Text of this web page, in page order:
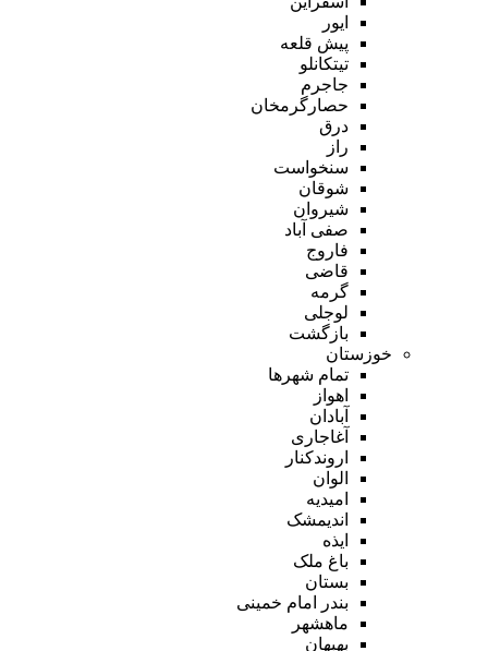
ایور
پیش قلعه
تیتکانلو
جاجرم
حصارگرمخان
درق
راز
سنخواست
شوقان
شیروان
صفی آباد
فاروج
قاضی
گرمه
لوجلی
بازگشت
خوزستان
تمام شهر‌ها
اهواز
آبادان
آغاجاری
اروندکنار
الوان
امیدیه
اندیمشک
ایذه
باغ ملک
بستان
بندر امام خمینی
ماهشهر
بهبهان